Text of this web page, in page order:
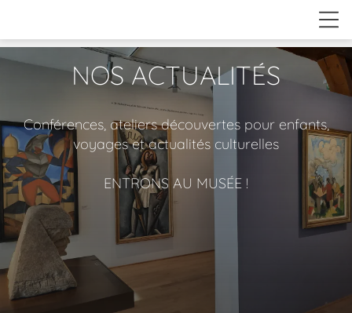
NOS ACTUALITÉS
Conférences, ateliers découvertes pour enfants,
voyages et actualités culturelles
ENTRONS AU MUSÉE !